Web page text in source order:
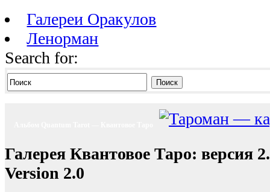
Галереи Оракулов
Ленорман
Search for:
Поиск
Галерея Квантовое Таро: версия
Version 2.0